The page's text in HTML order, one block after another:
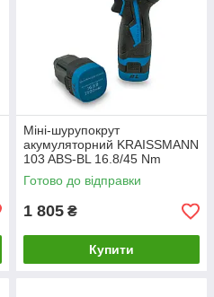
Міні-шурупокрут
акумуляторний KRAISSMANN
103 ABS-BL 16.8/45 Nm
(швидкоз'ємний патрон, в
кейсі)
Готово до відправки
1 805 ₴
Купити